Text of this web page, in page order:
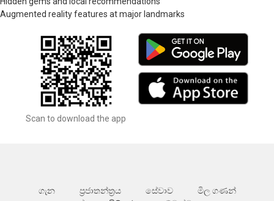
Augmented reality features at major landmarks
Scan to download the app
ගැන ප්‍රජාතන්ත්‍රය සේවාව
මිල ගණන්